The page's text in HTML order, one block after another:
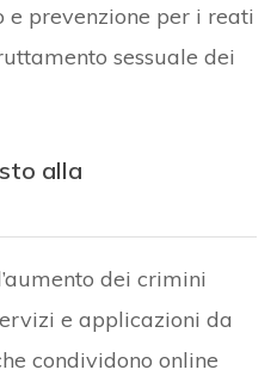
e prevenzione per i reati
sessuale dei
alla
dei crimini
e applicazioni da
condividono online